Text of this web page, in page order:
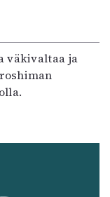
väkivaltaa ja